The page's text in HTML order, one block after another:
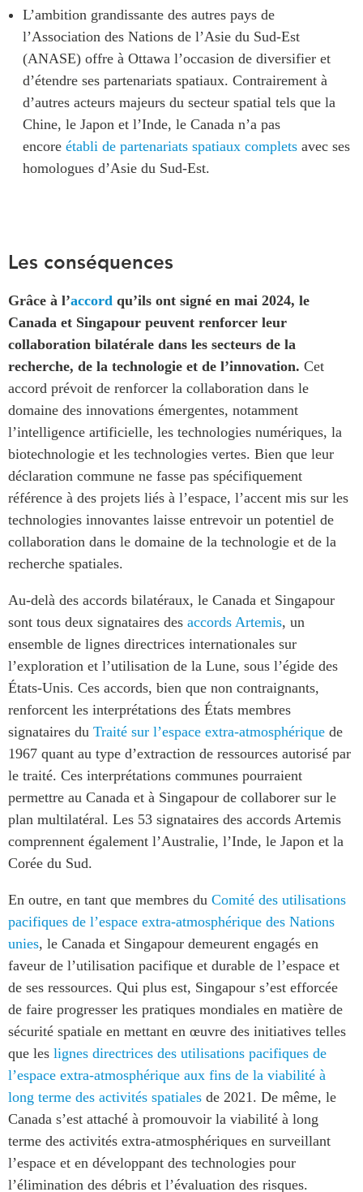
L’ambition grandissante des autres pays de
l’Association des Nations de l’Asie du Sud-Est
(ANASE) offre à Ottawa l’occasion de diversifier et
d’étendre ses partenariats spatiaux. Contrairement à
d’autres acteurs majeurs du secteur spatial tels que la
Chine, le Japon et l’Inde, le Canada n’a pas
encore établi de partenariats spatiaux complets avec ses
homologues d’Asie du Sud-Est.
Les conséquences
Grâce à l’accord qu’ils ont signé en mai 2024, le
Canada et Singapour peuvent renforcer leur
collaboration bilatérale dans les secteurs de la
recherche, de la technologie et de l’innovation. Cet
accord prévoit de renforcer la collaboration dans le
domaine des innovations émergentes, notamment
l’intelligence artificielle, les technologies numériques, la
biotechnologie et les technologies vertes. Bien que leur
déclaration commune ne fasse pas spécifiquement
référence à des projets liés à l’espace, l’accent mis sur les
technologies innovantes laisse entrevoir un potentiel de
collaboration dans le domaine de la technologie et de la
recherche spatiales.
Au-delà des accords bilatéraux, le Canada et Singapour
sont tous deux signataires des accords Artemis, un
ensemble de lignes directrices internationales sur
l’exploration et l’utilisation de la Lune, sous l’égide des
États-Unis. Ces accords, bien que non contraignants,
renforcent les interprétations des États membres
signataires du Traité sur l’espace extra-atmosphérique de
1967 quant au type d’extraction de ressources autorisé par
le traité. Ces interprétations communes pourraient
permettre au Canada et à Singapour de collaborer sur le
plan multilatéral. Les 53 signataires des accords Artemis
comprennent également l’Australie, l’Inde, le Japon et la
Corée du Sud.
En outre, en tant que membres du Comité des utilisations
pacifiques de l’espace extra-atmosphérique des Nations
unies, le Canada et Singapour demeurent engagés en
faveur de l’utilisation pacifique et durable de l’espace et
de ses ressources. Qui plus est, Singapour s’est efforcée
de faire progresser les pratiques mondiales en matière de
sécurité spatiale en mettant en œuvre des initiatives telles
que les lignes directrices des utilisations pacifiques de
l’espace extra-atmosphérique aux fins de la viabilité à
long terme des activités spatiales de 2021. De même, le
Canada s’est attaché à promouvoir la viabilité à long
terme des activités extra-atmosphériques en surveillant
l’espace et en développant des technologies pour
l’élimination des débris et l’évaluation des risques.